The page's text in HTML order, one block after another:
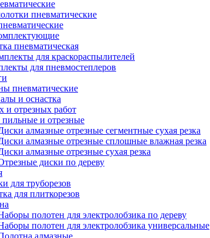
пневматические
пневматическая
для краскораспылителей
для пневмостеплеров
пневматические
и оснастка
и отрезных работ
и отрезные
алмазные отрезные сегментные сухая резка
алмазные отрезные сплошные влажная резка
алмазные отрезные сухая резка
диски по дереву
для труборезов
для плиткорезов
полотен для электролобзика по дереву
полотен для электролобзика универсальные
алмазные